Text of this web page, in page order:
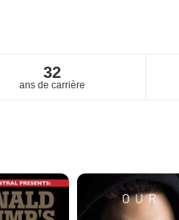
32
ans de carrière